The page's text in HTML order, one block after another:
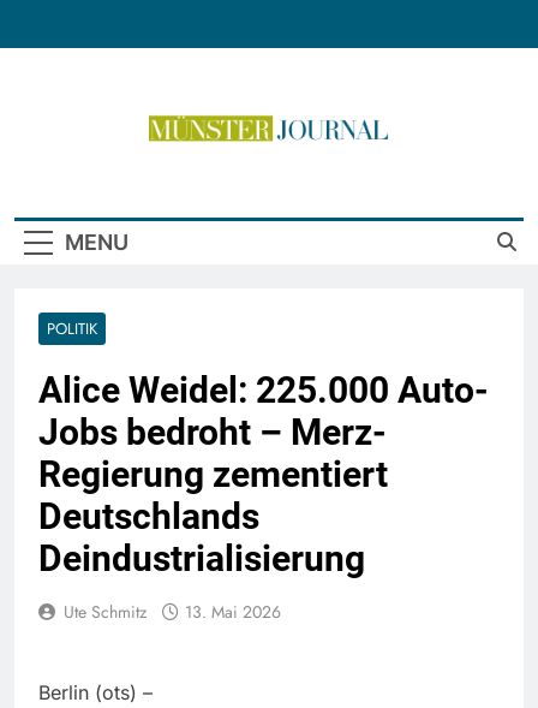
MENU
POLITIK
Alice Weidel: 225.000 Auto-
Jobs bedroht – Merz-
Regierung zementiert
Deutschlands
Deindustrialisierung
Ute Schmitz 13. Mai 2026
Berlin (ots) –